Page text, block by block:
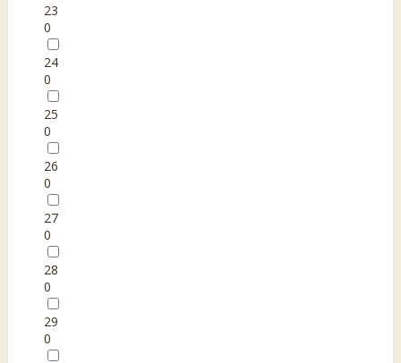
23
0
24
0
25
0
26
0
27
0
28
0
29
0